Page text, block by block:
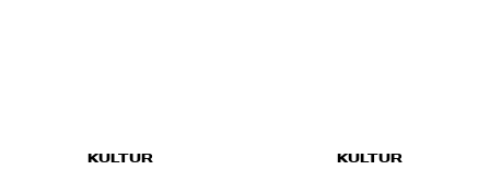
KULTUR KULTUR